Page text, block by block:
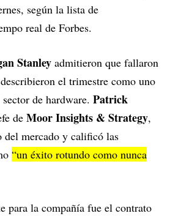
según la lista de
real de Forbes.
Stanley admitieron que fallaron
el trimestre como uno
de hardware. Patrick
de Moor Insights & Strategy,
del mercado y calificó las
“un éxito rotundo como nunca
para la compañía fue el contrato